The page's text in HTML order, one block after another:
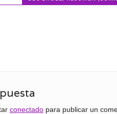
conectadopara publicar un